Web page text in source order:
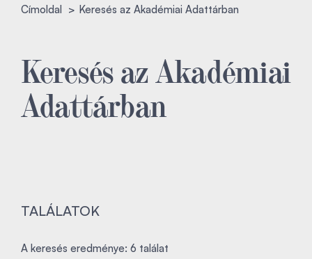
Címoldal Keresés az Akadémiai Adattárban
Keresés az Akadémiai
Adattárban
TALÁLATOK
A keresés eredménye: 6 találat